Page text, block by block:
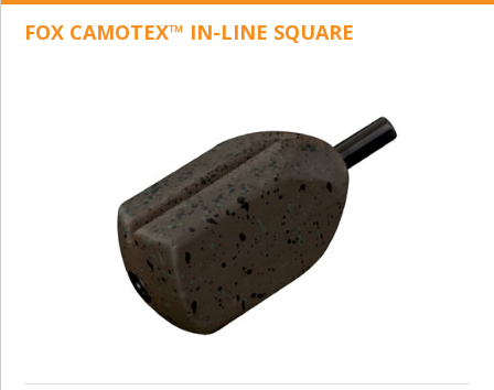
FOX CAMOTEX™ IN-LINE SQUARE